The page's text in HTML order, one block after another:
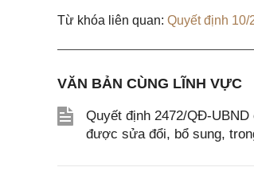
Từ khóa liên quan: Quyết định
VĂN BẢN CÙNG LĨNH VỰC
Quyết định 2472/QĐ-
được sửa đổi, bổ sung,